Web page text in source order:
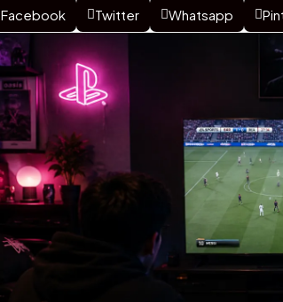
Facebook
Twitter Whatsapp